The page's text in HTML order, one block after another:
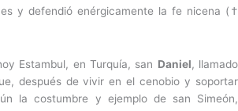
y defendió enérgicamente la fe nicena (†
Estambul, en Turquía, san Daniel, llamado
después de vivir en el cenobio y soportar
la costumbre y ejemplo de san Simeón,